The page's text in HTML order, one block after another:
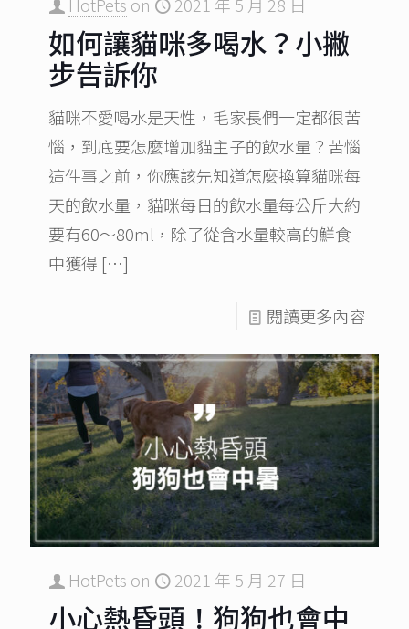
如何讓貓咪多喝水？小撇
步告訴你
貓咪不愛喝水是天性，毛家長們一定都很苦
惱，到底要怎麼增加貓主子的飲水量？苦惱
這件事之前，你應該先知道怎麼換算貓咪每
天的飲水量，貓咪每日的飲水量每公斤大約
要有60～80ml，除了從含水量較高的鮮食
中獲得 […]
閱讀更多內容
HotPets on 2021 年 5 月 27 日
小心熱昏頭！狗狗也會中